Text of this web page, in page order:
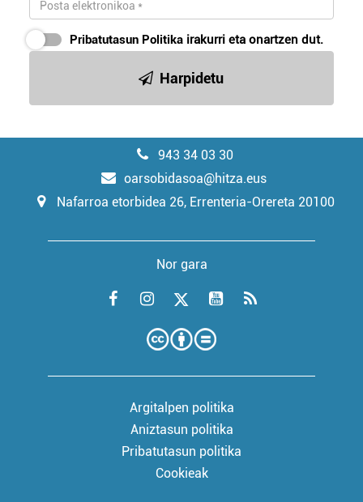
Pribatutasun Politika irakurri eta onartzen dut.
Harpidetu
943 34 03 30
oarsobidasoa@hitza.eus
Nafarroa etorbidea 26, Errenteria-Orereta 20100
Nor gara
Argitalpen politika
Aniztasun politika
Pribatutasun politika
Cookieak